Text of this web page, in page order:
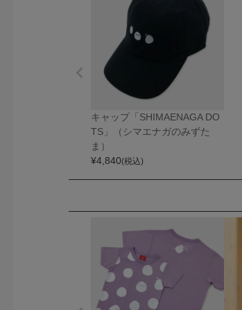
キャップ「SHIMAENAGA DO
TS」（シマエナガのみずた
ま）
¥4,840(税込)